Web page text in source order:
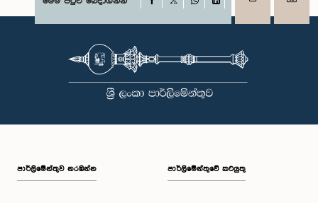
WhatsAppLinkedIn
පාර්ලි‌මේන්තුව නරඹන්න පාර්ලිමේන්තුවේ කටයුතු